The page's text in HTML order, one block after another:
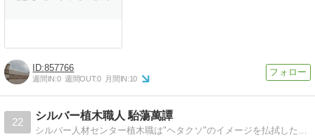
857766
週間IN:0 週間OUT:0 月間IN:10
22
シルバー植木職人 駘蕩萬譚
シルバー人材センター植木職は"ヘタクソ"のイメージを払拭したくて奮闘しています。定年退職後に植木職を通してイキイキ生活を日記風に綴っています。